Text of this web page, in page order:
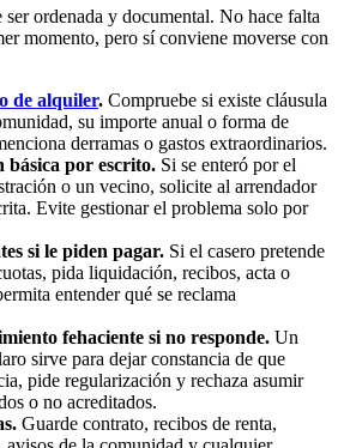
ser ordenada y documental. No hace falta
momento, pero sí conviene moverse con
de alquiler. Compruebe si existe cláusula
su importe anual o forma de
derramas o gastos extraordinarios.
básica por escrito. Si se enteró por el
o un vecino, solicite al arrendador
Evite gestionar el problema solo por
si le piden pagar. Si el casero pretende
pida liquidación, recibos, acta o
entender qué se reclama
fehaciente si no responde. Un
sirve para dejar constancia de que
pide regularización y rechaza asumir
o no acreditados.
Guarde contrato, recibos de renta,